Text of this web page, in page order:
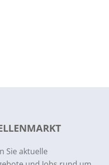
Sie aktuelle